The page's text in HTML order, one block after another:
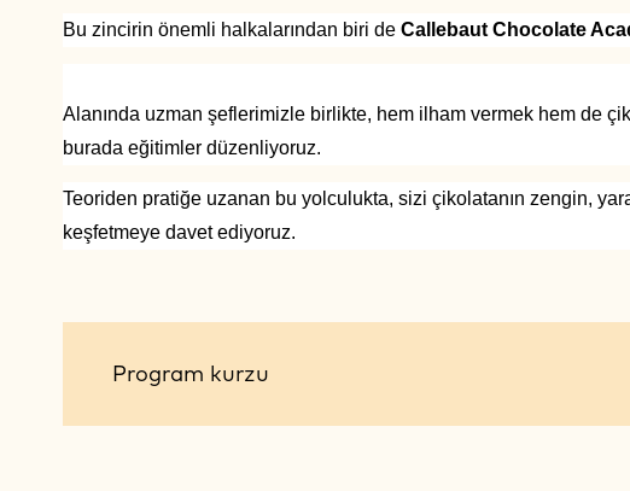
Bu zincirin önemli halkalarından biri de Callebaut Chocolate
Alanında uzman şeflerimizle birlikte, hem ilham vermek hem de
burada eğitimler düzenliyoruz.
Teoriden pratiğe uzanan bu yolculukta, sizi çikolatanın zengin,
keşfetmeye davet ediyoruz.
Program
Program kurzu